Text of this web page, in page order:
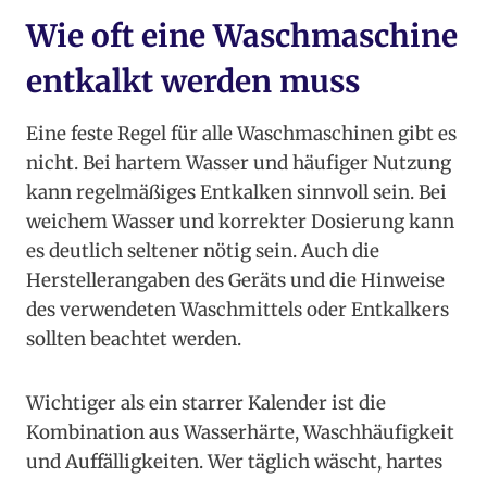
Wie oft eine Waschmaschine
entkalkt werden muss
Eine feste Regel für alle Waschmaschinen gibt es
nicht. Bei hartem Wasser und häufiger Nutzung
kann regelmäßiges Entkalken sinnvoll sein. Bei
weichem Wasser und korrekter Dosierung kann
es deutlich seltener nötig sein. Auch die
Herstellerangaben des Geräts und die Hinweise
des verwendeten Waschmittels oder Entkalkers
sollten beachtet werden.
Wichtiger als ein starrer Kalender ist die
Kombination aus Wasserhärte, Waschhäufigkeit
und Auffälligkeiten. Wer täglich wäscht, hartes